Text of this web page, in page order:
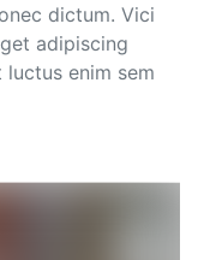
dictum. Vici
adipiscing
enim sem